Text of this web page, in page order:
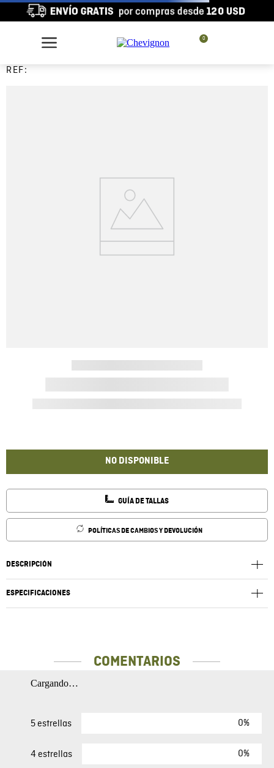
0
REF:
NO DISPONIBLE
GUÍA DE TALLAS
POLÍTICAS DE CAMBIOS Y DEVOLUCIÓN
DESCRIPCIÓN
ESPECIFICACIONES
COMENTARIOS
Cargando…
5 estrellas 0%
4 estrellas 0%